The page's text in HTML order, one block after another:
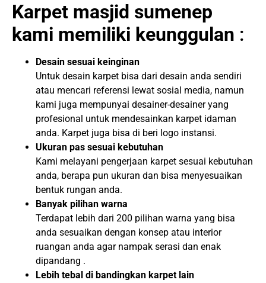
Karpet masjid sumenep
kami memiliki keunggulan :
Desain sesuai keinginan
Untuk desain karpet bisa dari desain anda sendiri
atau mencari referensi lewat sosial media, namun
kami juga mempunyai desainer-desainer yang
profesional untuk mendesainkan karpet idaman
anda. Karpet juga bisa di beri logo instansi.
Ukuran pas sesuai kebutuhan
Kami melayani pengerjaan karpet sesuai kebutuhan
anda, berapa pun ukuran dan bisa menyesuaikan
bentuk rungan anda.
Banyak pilihan warna
Terdapat lebih dari 200 pilihan warna yang bisa
anda sesuaikan dengan konsep atau interior
ruangan anda agar nampak serasi dan enak
dipandang .
Lebih tebal di bandingkan karpet lain